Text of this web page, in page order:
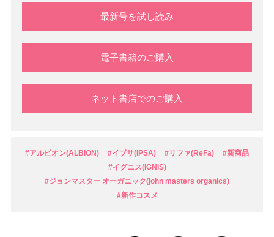
最新号を試し読み
電子書籍のご購入
ネット書店でのご購入
#アルビオン(ALBION) #イプサ(IPSA) #リファ(ReFa)
#新商品
#イグニス(IGNIS)
#ジョンマスター オーガニック(john masters organics)
#新作コスメ